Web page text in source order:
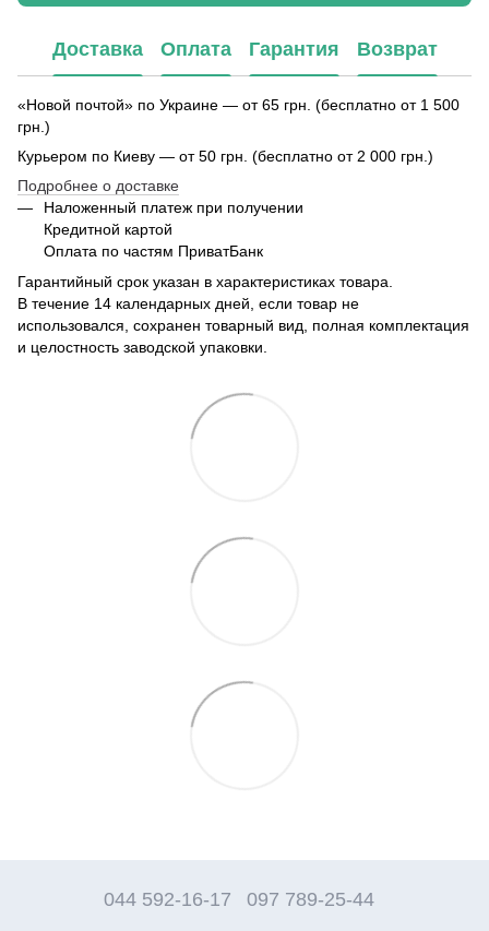
Доставка Оплата Гарантия Возврат
«Новой почтой» по Украине — от 65 грн. (бесплатно от 1 500
грн.)
Курьером по Киеву — от 50 грн. (бесплатно от 2 000 грн.)
Подробнее о доставке
Наложенный платеж при получении
Кредитной картой
Оплата по частям ПриватБанк
Гарантийный срок указан в характеристиках товара.
В течение 14 календарных дней, если товар не
использовался, сохранен товарный вид, полная комплектация
и целостность заводской упаковки.
044 592-16-17 097 789-25-44